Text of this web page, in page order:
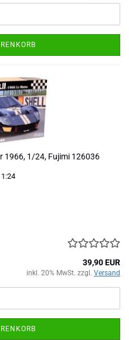
1966, 1/24, Fujimi 126036
39,90 EUR
inkl. 20% MwSt. zzgl. Versand